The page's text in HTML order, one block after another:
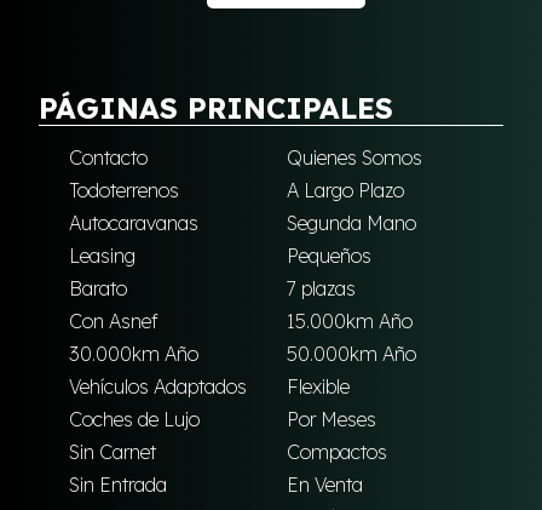
PÁGINAS PRINCIPALES
Contacto
Quienes Somos
Todoterrenos
A Largo Plazo
Autocaravanas
Segunda Mano
Leasing
Pequeños
Barato
7 plazas
Con Asnef
15.000km Año
30.000km Año
50.000km Año
Vehículos Adaptados
Flexible
Coches de Lujo
Por Meses
Sin Carnet
Compactos
Sin Entrada
En Venta